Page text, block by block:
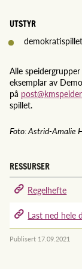
UTSTYR
demokratispillet
Alle
eksemplar av
på
spillet.
Foto: Astrid-Amalie
RESSURSER
Regelhefte
Last ned hele
Publisert 17.09.2021